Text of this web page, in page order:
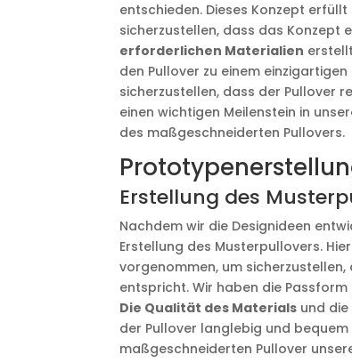
entschieden. Dieses Konzept
sicherzustellen, dass das Konzept
erforderlichen Materialien
den Pullover zu einem
sicherzustellen, dass der Pullover
einen wichtigen Meilenstein in
des maßgeschneiderten Pullovers.
Erstellung des
Nachdem wir die Designideen
Erstellung des Musterpullovers.
vorgenommen, um
entspricht. Wir haben die
Die Qualität des Materials und die
der Pullover langlebig und
maßgeschneiderten Pullover